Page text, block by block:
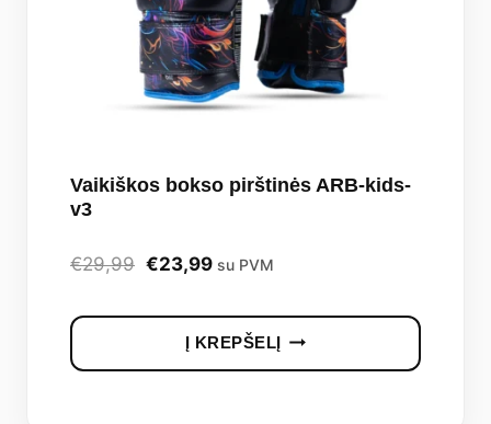
Vaikiškos bokso pirštinės ARB-kids-
v3
€29,99 Original
was:
€29,99.
€23,99Current
is:
€23,99.
su PVM
Į KREPŠELĮ